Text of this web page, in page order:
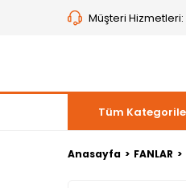
Müşteri Hizmetleri:
Tüm
Anasayfa FANLAR